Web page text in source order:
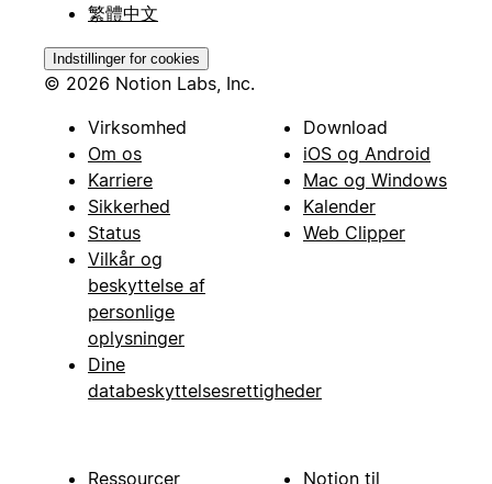
繁體中文
Indstillinger for cookies
© 2026 Notion Labs, Inc.
Virksomhed
Om os
Karriere
Sikkerhed
Status
Vilkår og
beskyttelse af
personlige
oplysninger
Dine
databeskyttelsesrettigheder
Download
iOS og Android
Mac og Windows
Kalender
Web Clipper
Ressourcer Notion til